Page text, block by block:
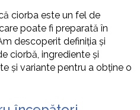
ciorba este un fel de
poate fi preparată în
descoperit definiția și
ciorbă, ingrediente și
și variante pentru a obține o